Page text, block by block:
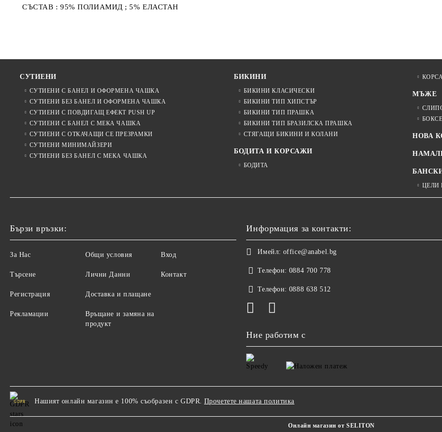
СЪСТАВ : 95% ПОЛИАМИД ; 5% ЕЛАСТАН
СУТИЕНИ
СУТИЕНИ С БАНЕЛ И ОФОРМЕНА ЧАШКА
СУТИЕНИ БЕЗ БАНЕЛ И ОФОРМЕНА ЧАШКА
СУТИЕНИ С ПОВДИГАЩ ЕФЕКТ PUSH UP
СУТИЕНИ С БАНЕЛ С МЕКА ЧАШКА
СУТИЕНИ С ОТКАЧАЩИ СЕ ПРЕЗРАМКИ
СУТИЕНИ МИНИМАЙЗЕРИ
СУТИЕНИ БЕЗ БАНЕЛ С МЕКА ЧАШКА
БИКИНИ
БИКИНИ КЛАСИЧЕСКИ
БИКИНИ ТИП ХИПСТЪР
БИКИНИ ТИП ПРАШКА
БИКИНИ ТИП БРАЗИЛСКА ПРАШКА
СТЯГАЩИ БИКИНИ И КОЛАНИ
БОДИТА И КОРСАЖИ
БОДИТА
МЪЖЕ
НОВА
ЦЕЛИ
Бързи връзки:
За Нас
Търсене
Регистрация
Рекламации
Общи условия
Лични Данни
Доставка и плащане
Връщане и замяна на
продукт
Вход
Контакт
Информация за контакти:
Имейл: office@anabel.bg
Телефон: 0884 700 778
Телефон: 0888 638 512
Ние работим с
GDPR Нашият онлайн магазин е 100% съобразен с GDPR. Прочетете нашата политика
Онлайн магазин от SELITON